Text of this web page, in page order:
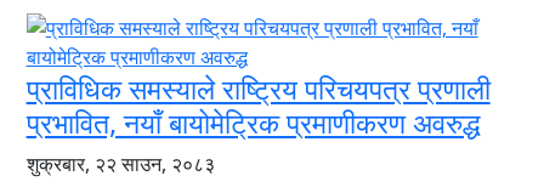
प्राविधिक समस्याले राष्ट्रिय परिचयपत्र प्रणाली
प्रभावित, नयाँ बायोमेट्रिक प्रमाणीकरण अवरुद्ध
शुक्रबार, २२ साउन, २०८३